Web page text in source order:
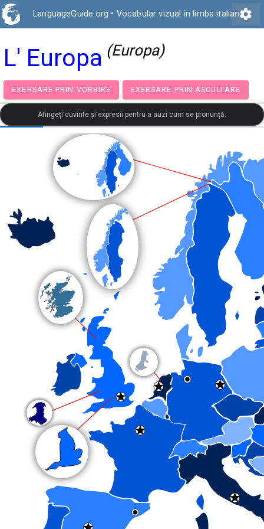
LanguageGuide.org • Vocabular vizual în limba italianăsettings
L' Europa (Europa)
EXERSARE PRIN VORBIRE EXERSARE PRIN
Atingeți cuvinte și expresii pentru a auzi cum se pronunță.